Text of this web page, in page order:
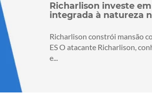
Richarlison investe
integrada à natureza
Richarlison constrói mansão
ES O atacante Richarlison,
e...